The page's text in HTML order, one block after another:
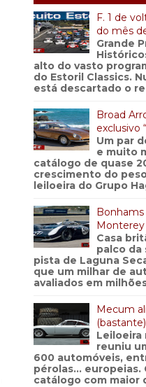
F. 1 de
do mês
Grande
alto do vasto
do Estoril Classics.
está descartado o
Broad
exclusivo
Um par
e muito
catálogo de quase
crescimento do
leiloeira do Grupo
Bonhams
Monterey
Casa
palco da
pista de Laguna
que um milhar de
avaliados em
Mecum
Leiloeira
reuniu
600 automóveis,
pérolas… europeias.
catálogo com maior